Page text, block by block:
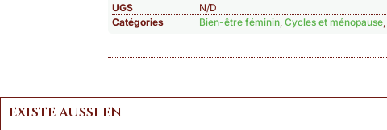
UGS
N/D
Catégories
Bien-être féminin ,Cycles et ménopause
EXISTE AUSSI EN